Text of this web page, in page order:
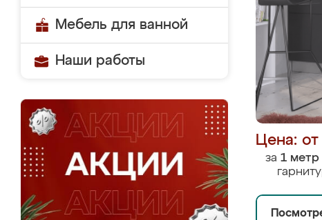
Мебель для ванной
Наши работы
Цена:
за 1 метр